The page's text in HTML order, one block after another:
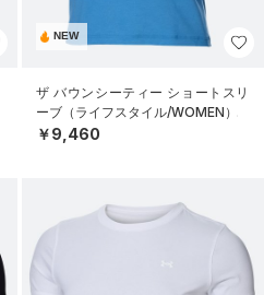
NEW
ザ バウンシーティー ショートスリ
ーブ（ライフスタイル/WOMEN）
￥9,460